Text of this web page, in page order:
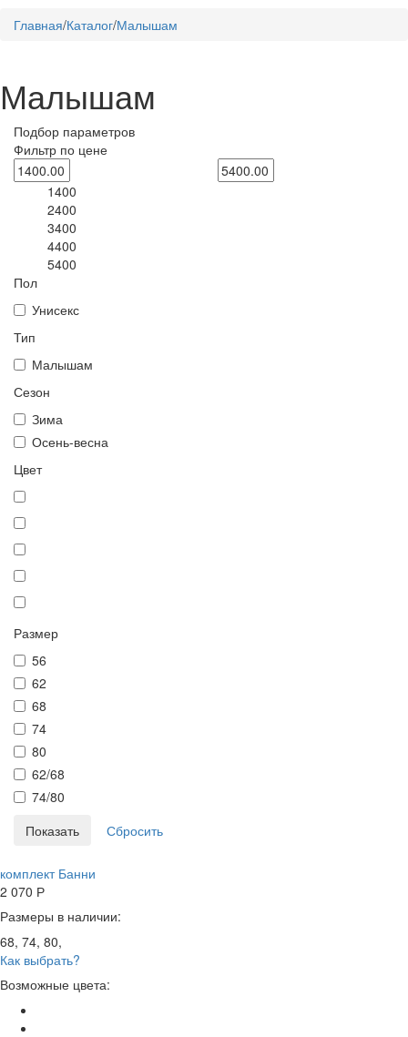
Главная/Каталог/Малышам
Малышам
Подбор параметров
Фильтр по цене
1400
2400
3400
4400
5400
Пол
Унисекс
Тип
Малышам
Сезон
Зима
Осень-весна
Цвет
Размер
56
62
68
74
80
62/68
74/80
комплект Банни
2 070 Р
Размеры в наличии:
68, 74, 80,
Как выбрать?
Возможные цвета: